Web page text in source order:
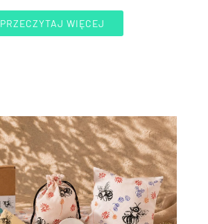
PRZECZYTAJ WIĘCEJ